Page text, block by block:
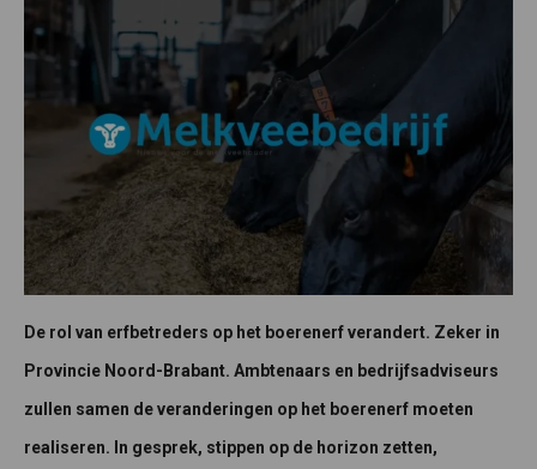
De rol van erfbetreders op het boerenerf verandert. Zeker in
Provincie Noord-Brabant. Ambtenaars en bedrijfsadviseurs
zullen samen de veranderingen op het boerenerf moeten
realiseren. In gesprek, stippen op de horizon zetten,